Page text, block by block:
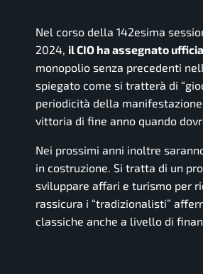
Nel corso della 142esima
2024, il CIO ha assegnato
monopolio senza precedenti
spiegato come si tratterà di
periodicità della
vittoria di fine anno quando
Nei prossimi anni inoltre
in costruzione. Si tratta di un
sviluppare affari e turismo per
rassicura i “tradizionalisti”
classiche anche a livello di